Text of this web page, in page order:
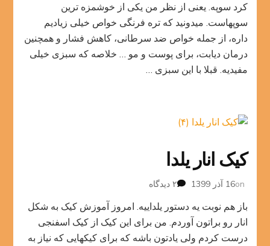
فرنگی
کرد سوپه. یعنی از نظر من یکی از خوشمزه ترین
سوپهاست. میدونید که تره فرنگی خواص خیلی زیادیم
داره، از جمله خواص ضد سرطانی، کاهش فشار و همچنین
درمان دیابت، برای پوست و مو … خلاصه که سبزی خیلی
مفیدیه. قبلا با این سبزی …
کیک انار یلدا
on16 آذر 1399 ۲ دیدگاه
انار
یلدا
باز هم نوبت یه دستور یلداییه. امروز آموزش کیک به شکل
انار رو براتون آوردم. من برای این کیک از کیک اسفنجی
درست کردم ولی یادتون باشه که برای کیکهایی که نیاز به